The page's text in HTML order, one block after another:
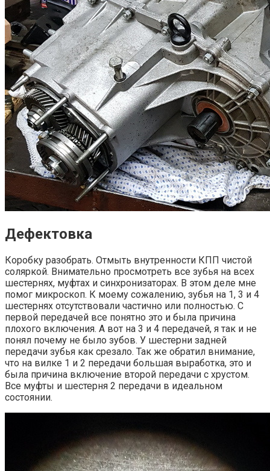
Дефектовка
Коробку разобрать. Отмыть внутренности КПП чистой
соляркой. Внимательно просмотреть все зубья на всех
шестернях, муфтах и синхронизаторах. В этом деле мне
помог микроскоп. К моему сожалению, зубья на 1, 3 и 4
шестернях отсутствовали частично или полностью. С
первой передачей все понятно это и была причина
плохого включения. А вот на 3 и 4 передачей, я так и не
понял почему не было зубов. У шестерни задней
передачи зубья как срезало. Так же обратил внимание,
что на вилке 1 и 2 передачи большая выработка, это и
была причина включение второй передачи с хрустом.
Все муфты и шестерня 2 передачи в идеальном
состоянии.